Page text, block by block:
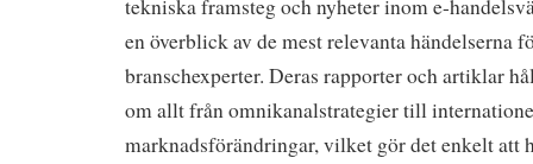
tekniska framsteg och nyheter inom e-
en överblick av de mest relevanta händelserna
branschexperter. Deras rapporter och artiklar
om allt från omnikanalstrategier till
marknadsförändringar, vilket gör det enkelt att